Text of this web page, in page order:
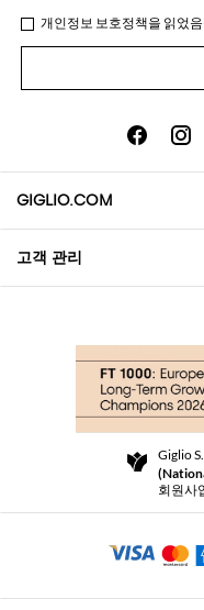
개인정보 보호정책을 읽었
GIGLIO.COM
소개
Community Store
Beauty Seekers VIP Club
고객 관리
반품 및 환불
For a safe shopping experience
Security Communication
Giglio
회원사